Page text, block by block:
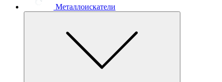
Металлоискатели